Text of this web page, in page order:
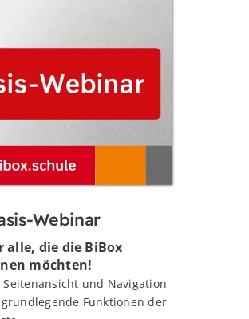
Webinar
alle, die die BiBox
möchten!
Seitenansicht und Navigation
Funktionen der